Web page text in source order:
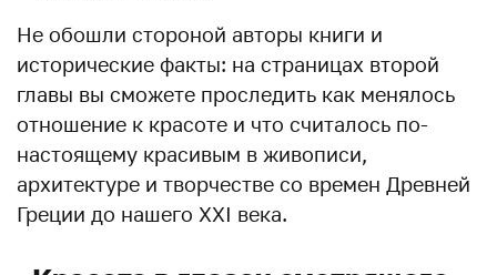
Не обошли стороной авторы книги и
исторические факты: на страницах второй
главы вы сможете проследить как менялось
отношение к красоте и что считалось по-
настоящему красивым в живописи,
архитектуре и творчестве со времен Древней
Греции до нашего XXI века.